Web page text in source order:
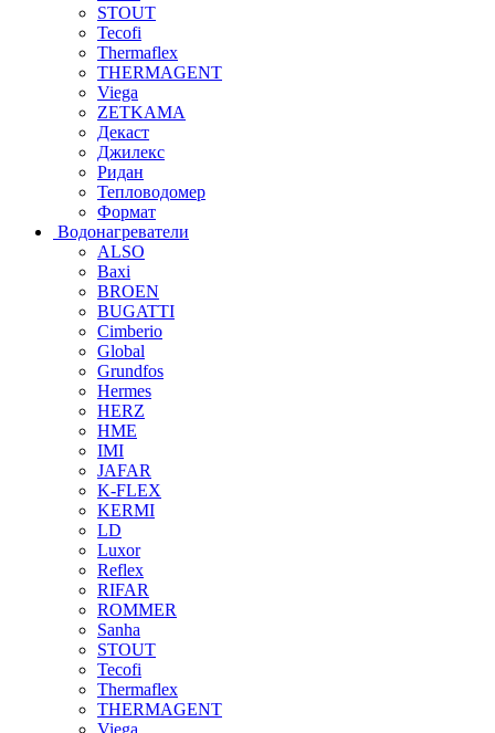
STOUT
Tecofi
Thermaflex
THERMAGENT
Viega
ZETKAMA
Декаст
Джилекс
Ридан
Тепловодомер
Формат
Водонагреватели
ALSO
Baxi
BROEN
BUGATTI
Cimberio
Global
Grundfos
Hermes
HERZ
HME
IMI
JAFAR
K-FLEX
KERMI
LD
Luxor
Reflex
RIFAR
ROMMER
Sanha
STOUT
Tecofi
Thermaflex
THERMAGENT
Viega